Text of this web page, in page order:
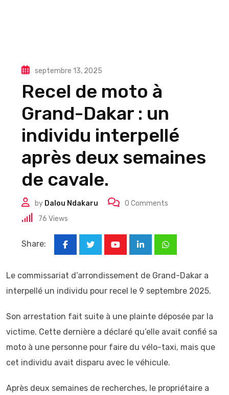
septembre 13, 2025
Recel de moto à
Grand-Dakar : un
individu interpellé
après deux semaines
de cavale.
by Dalou Ndakaru 0 Comments
76 Views
Share:
LinkedInWhatsapp
Le commissariat d’arrondissement de Grand-Dakar a
interpellé un individu pour recel le 9 septembre 2025.
Son arrestation fait suite à une plainte déposée par la
victime. Cette dernière a déclaré qu’elle avait confié sa
moto à une personne pour faire du vélo-taxi, mais que
cet individu avait disparu avec le véhicule.
Après deux semaines de recherches, le propriétaire a